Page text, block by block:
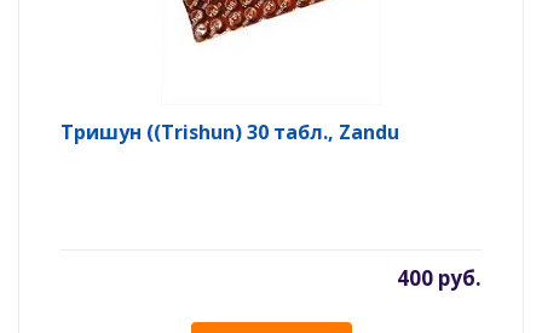
Тришун ((Trishun) 30 табл., Zandu
400 руб.